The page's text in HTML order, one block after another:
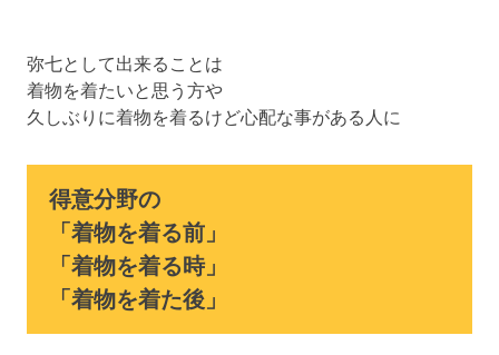
弥七として出来ることは
着物を着たいと思う方や
久しぶりに着物を着るけど心配な事がある人に
得意分野の
「着物を着る前」
「着物を着る時」
「着物を着た後」